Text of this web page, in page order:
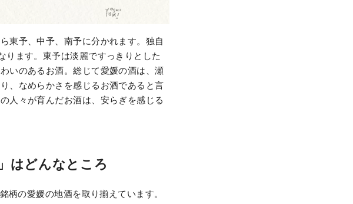
東予、中予、南予に分かれます。独自
ます。東予は淡麗ですっきりとした
いのあるお酒。総じて愛媛の酒は、瀬
、なめらかさを感じるお酒であると言
人々が育んだお酒は、安らぎを感じる
はどんなところ
の愛媛の地酒を取り揃えています。